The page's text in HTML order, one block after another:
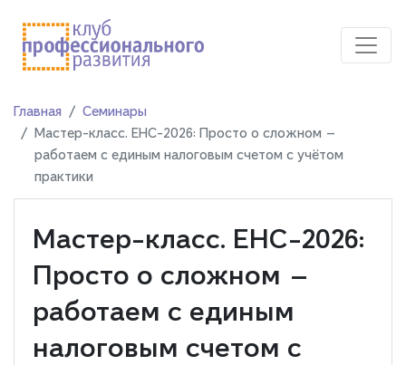
Главная
Семинары
Мастер-класс. ЕНС-2026: Просто о сложном —
работаем с единым налоговым счетом с учётом
практики
Мастер-класс. ЕНС-2026:
Просто о сложном —
работаем с единым
налоговым счетом с